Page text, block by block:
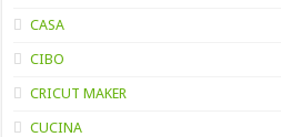
CASA
CIBO
CRICUT MAKER
CUCINA